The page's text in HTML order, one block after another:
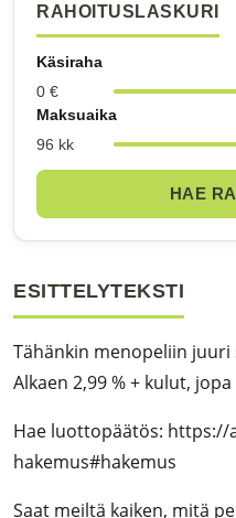
RAHOITUSLASKURI
Käsiraha
0 €
Maksuaika
96 kk
HAE
ESITTELYTEKSTI
Tähänkin menope­liin
Alkaen 2,99 % + kulut,
Hae luottopäätös:
hakemus#hakemus
Saat meiltä kaiken, mitä